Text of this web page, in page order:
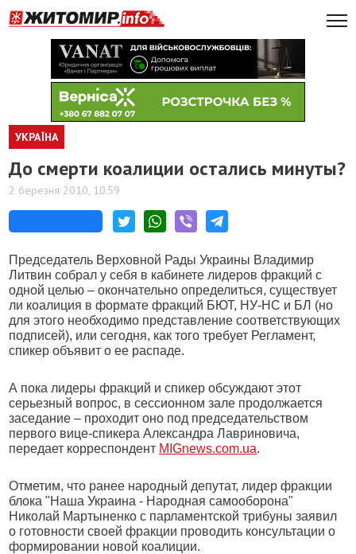
УКРАЇНА
До смерти коалиции остались минуты?
2 березня 2010, 10:59
Председатель Верховной Рады Украины Владимир
Литвин собрал у себя в кабинете лидеров фракций с
одной целью – окончательно определиться, существует
ли коалиция в формате фракций БЮТ, НУ-НС и БЛ (но
для этого необходимо представление соответствующих
подписей), или сегодня, как того требует Регламент,
спикер объявит о ее распаде.
А пока лидеры фракций и спикер обсуждают этот
серьезный вопрос, в сессионном зале продолжается
заседание – проходит оно под председательством
первого вице-спикера Александра Лавриновича,
передает корреспондент MIGnews.com.ua.
Отметим, что ранее народный депутат, лидер фракции
блока "Наша Украина - Народная самооборона"
Николай Мартыненко с парламентской трибуны заявил
о готовности своей фракции проводить консультации о
формировании новой коалиции.